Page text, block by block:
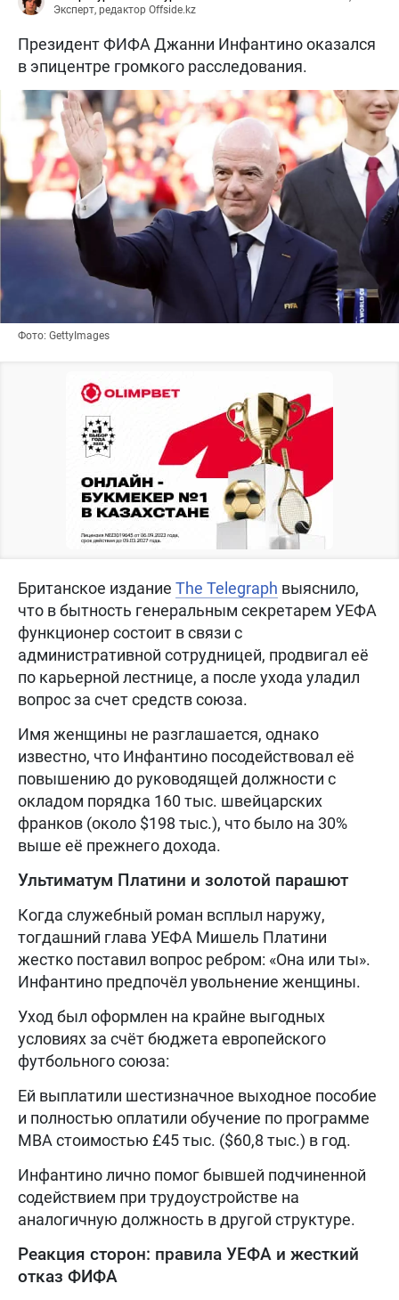
Эксперт, редактор Offside.kz
Президент ФИФА Джанни Инфантино оказался
в эпицентре громкого расследования.
Фото: GettyImages
Британское издание The Telegraph выяснило,
что в бытность генеральным секретарем УЕФА
функционер состоит в связи с
административной сотрудницей, продвигал её
по карьерной лестнице, а после ухода уладил
вопрос за счет средств союза.
Имя женщины не разглашается, однако
известно, что Инфантино посодействовал её
повышению до руководящей должности с
окладом порядка 160 тыс. швейцарских
франков (около $198 тыс.), что было на 30%
выше её прежнего дохода.
Ультиматум Платини и золотой парашют
Когда служебный роман всплыл наружу,
тогдашний глава УЕФА Мишель Платини
жестко поставил вопрос ребром: «Она или ты».
Инфантино предпочёл увольнение женщины.
Уход был оформлен на крайне выгодных
условиях за счёт бюджета европейского
футбольного союза:
Ей выплатили шестизначное выходное пособие
и полностью оплатили обучение по программе
MBA стоимостью £45 тыс. ($60,8 тыс.) в год.
Инфантино лично помог бывшей подчиненной
содействием при трудоустройстве на
аналогичную должность в другой структуре.
Реакция сторон: правила УЕФА и жесткий
отказ ФИФА